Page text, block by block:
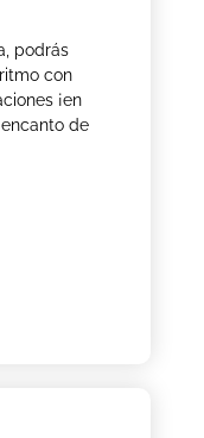
podrás
con
¡en
de